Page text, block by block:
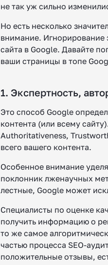
не так уж сильно
Но есть несколько
внимание.
сайта в Google. Давайте
ваши страницы в топе
1. Экспертность,
Это способ Google
контента (или всему
Authoritativeness,
всего вашего контента.
Особенное внимание
поклонник лженаучных
лестные, Google может
Специалисты по оценке
получить информацию о
то же самое
частью процесса SEO-
положительные отзывы,